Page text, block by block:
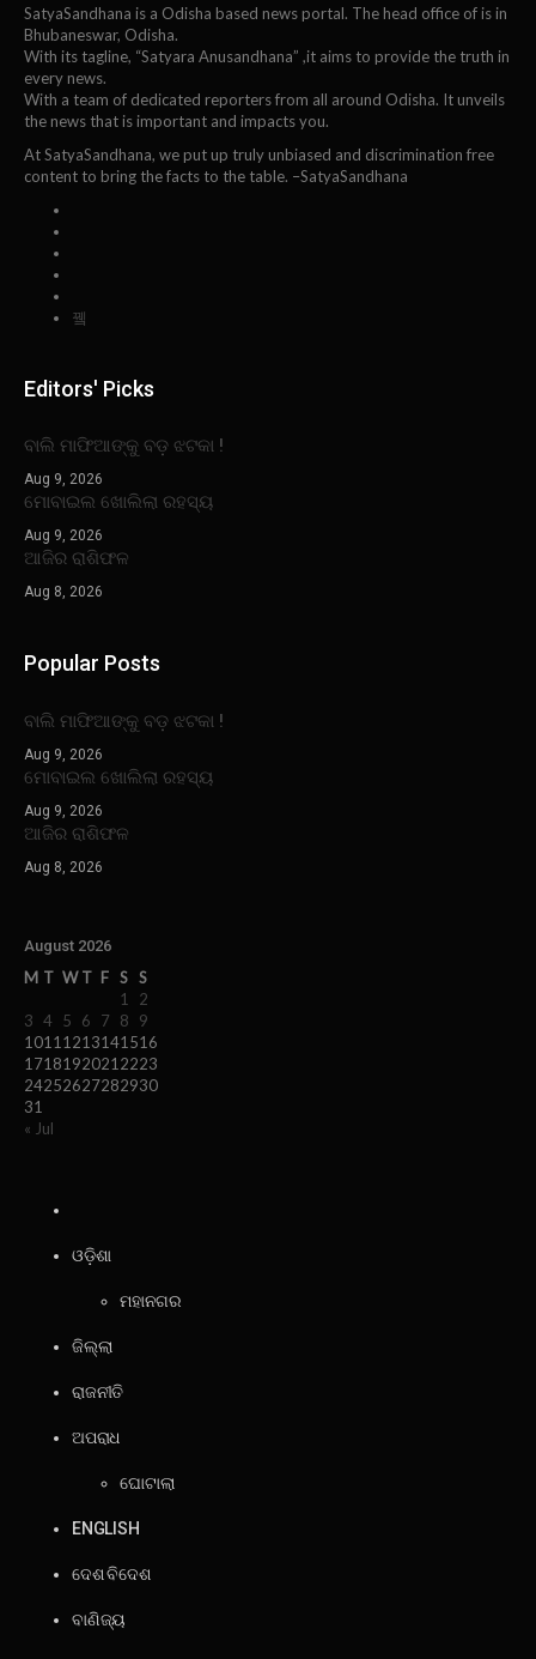
SatyaSandhana is a Odisha based news portal. The head office of is in
Bhubaneswar, Odisha.
With its tagline, “Satyara Anusandhana” ,it aims to provide the truth in
every news.
With a team of dedicated reporters from all around Odisha. It unveils
the news that is important and impacts you.
At SatyaSandhana, we put up truly unbiased and discrimination free
content to bring the facts to the table. –SatyaSandhana
Editors' Picks
ବାଲି ମାଫିଆଙ୍କୁ ବଡ଼ ଝଟକା !
Aug 9, 2026
ମୋବାଇଲ ଖୋଲିଲା ରହସ୍ୟ
Aug 9, 2026
ଆଜିର ରାଶିଫଳ
Aug 8, 2026
Popular Posts
ବାଲି ମାଫିଆଙ୍କୁ ବଡ଼ ଝଟକା !
Aug 9, 2026
ମୋବାଇଲ ଖୋଲିଲା ରହସ୍ୟ
Aug 9, 2026
ଆଜିର ରାଶିଫଳ
Aug 8, 2026
August 2026
M T W T F S S
1
2
3 4 5 6 7 8
9
1011 1213141516
1718192021 2223
24252627282930
31
« Jul
ଓଡ଼ିଶା
ମହାନଗର
ଜିଲ୍ଲା
ରାଜନୀତି
ଅପରାଧ
ଘୋଟାଲା
ENGLISH
ଦେଶ ବିଦେଶ
ବାଣିଜ୍ୟ